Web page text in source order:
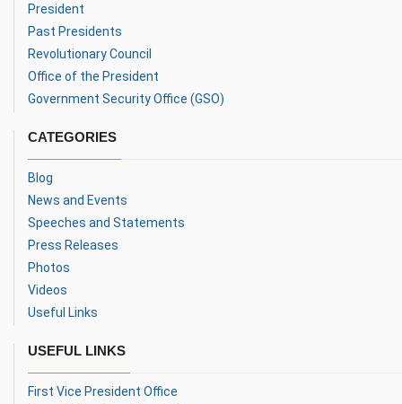
President
Past Presidents
Revolutionary Council
Office of the President
Government Security Office (GSO)
CATEGORIES
Blog
News and Events
Speeches and Statements
Press Releases
Photos
Videos
Useful Links
USEFUL LINKS
First Vice President Office